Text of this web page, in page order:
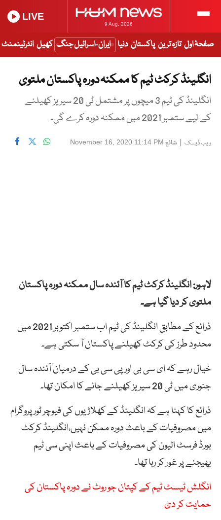
9 Aug, 2026
LIVE
صفحۂ اول تازہ ترین پاکستان دنیا ایران-اسرائیل جنگ کھیل انٹرٹینمنٹ
انگلینڈ کرکٹ ٹیم کا ممکنہ دورہ پاکستان ملتوی
انگلینڈ کی ٹیم 3 میچوں پر مشتمل ٹی 20 سیریز کھیلنے
کے لیے ستمبر 2021 میں ممکنہ دورہ کرے گی۔
ویب ڈیسک | شائع November 16, 2020 11:14 PM
لاہور: انگلینڈ کرکٹ ٹیم کا آئندہ سال ممکنہ دورہ پاکستان
ملتوی کر دیا گیا ہے۔
ذرائع کے مطابق انگلینڈ کی ٹیم اب ستمبر اکتوبر 2021 میں
محدود طرز کی کرکٹ کھیلنے پاکستان آ سکتی ہے۔
خیال رہے کہ ای سی بی اور پی سی بی کے درمیان آئندہ سال
جنوری میں ٹی 20 سیریز کھیلنے جانے کا امکان تھا۔
ذرائع کا کہنا ہے کہ انگلینڈ کے کھلاڑیوں کی فیوچر ٹور پروگرام
میں مصروفیات کے باعث دورہ ممکن نہیں،انگلینڈ کرکٹ
بورڈ فرسٹ الیون کی مصروفیات کے باعث اپنی سی ٹیم
بھیجنے پر غور کر رہا تھا۔
انگلش ٹیسٹ ٹیم کے کپتان جو روٹ نے دورہ پاکستان کی
حمایت کر دی